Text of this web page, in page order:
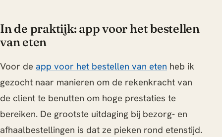
In de praktijk: app voor het bestellen
van eten
Voor de app voor het bestellen van eten heb ik
gezocht naar manieren om de rekenkracht van
de client te benutten om hoge prestaties te
bereiken. De grootste uitdaging bij bezorg- en
afhaalbestellingen is dat ze pieken rond etenstijd.